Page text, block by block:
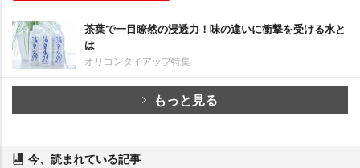
茶葉で一目瞭然の浸透力！味の違いに衝撃を受ける水と
は
オリコンタイアップ特集
もっと見る
今、読まれている記事